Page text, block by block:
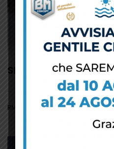
Shop
...
RMWEB